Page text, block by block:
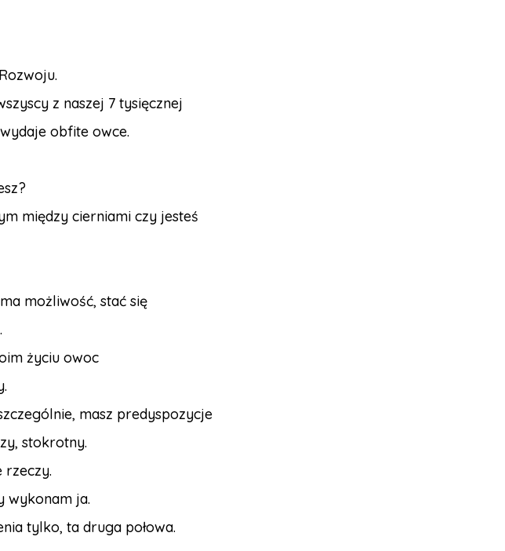
z naszej 7 tysięcznej
obfite owce.
między cierniami czy jesteś
możliwość, stać się
życiu owoc
masz predyspozycje
stokrotny.
rzeczy.
wykonam ja.
tylko, ta druga połowa.